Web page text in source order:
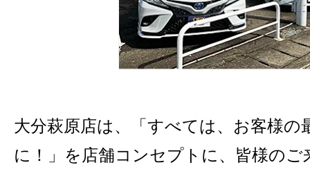
大分萩原店は、「すべては、お客様
に！」を店舗コンセプトに、皆様の